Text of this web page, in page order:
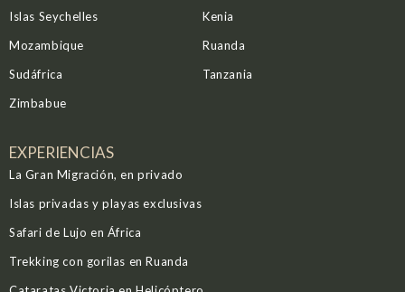
Islas Seychelles
Kenia
Mozambique
Ruanda
Sudáfrica
Tanzania
Zimbabue
EXPERIENCIAS
La Gran Migración, en privado
Islas privadas y playas exclusivas
Safari de Lujo en África
Trekking con gorilas en Ruanda